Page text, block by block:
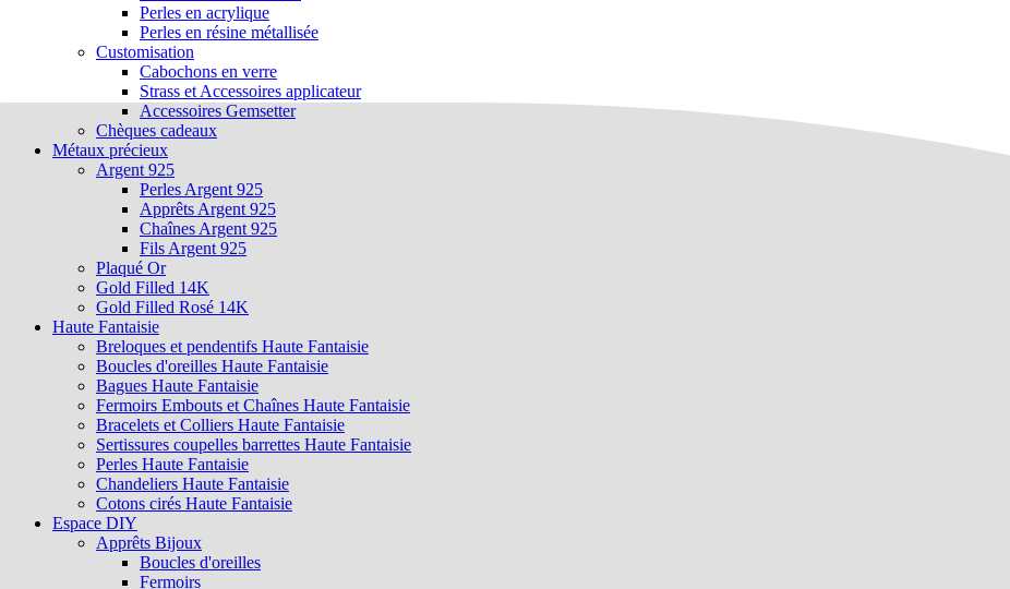
Perles en acrylique
Perles en résine métallisée
Customisation
Cabochons en verre
Strass et Accessoires applicateur
Accessoires Gemsetter
Chèques cadeaux
Métaux précieux
Argent 925
Perles Argent 925
Apprêts Argent 925
Chaînes Argent 925
Fils Argent 925
Plaqué Or
Gold Filled 14K
Gold Filled Rosé 14K
Haute Fantaisie
Breloques et pendentifs Haute Fantaisie
Boucles d'oreilles Haute Fantaisie
Bagues Haute Fantaisie
Fermoirs Embouts et Chaînes Haute Fantaisie
Bracelets et Colliers Haute Fantaisie
Sertissures coupelles barrettes Haute Fantaisie
Perles Haute Fantaisie
Chandeliers Haute Fantaisie
Cotons cirés Haute Fantaisie
Espace DIY
Apprêts Bijoux
Boucles d'oreilles
Fermoirs